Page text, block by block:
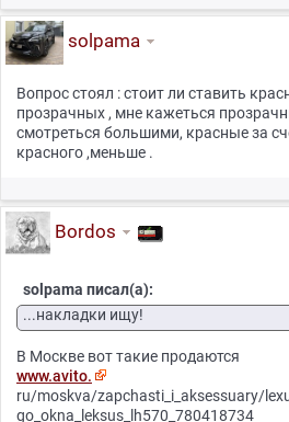
solpama
Вопрос стоял : стоит ли ставить
прозрачных , мне кажеться
смотреться большими, красные за
красного ,меньше .
Bordos
solpama писал(а):
...накладки ищу!
В Москве вот такие продаются
www.avito.
ru/moskva/zapchasti_i_aksessuary/
go_okna_leksus_lh570_780418734